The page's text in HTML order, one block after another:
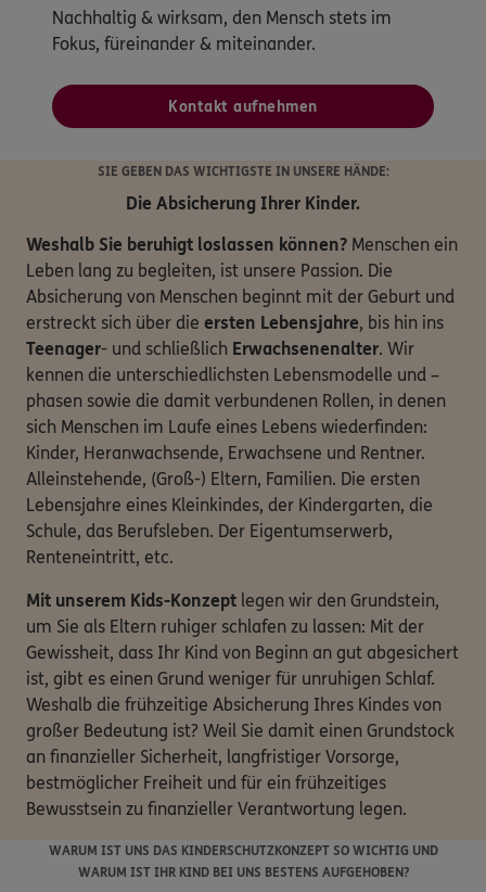
Nachhaltig & wirksam, den Mensch stets im
Fokus, füreinander & miteinander.
Kontakt aufnehmen
SIE GEBEN DAS WICHTIGSTE IN UNSERE HÄNDE:
Die Absicherung Ihrer Kinder.
Weshalb Sie beruhigt loslassen können? Menschen ein
Leben lang zu begleiten, ist unsere Passion. Die
Absicherung von Menschen beginnt mit der Geburt und
erstreckt sich über die ersten Lebensjahre, bis hin ins
Teenager- und schließlich Erwachsenenalter. Wir
kennen die unterschiedlichsten Lebensmodelle und –
phasen sowie die damit verbundenen Rollen, in denen
sich Menschen im Laufe eines Lebens wiederfinden:
Kinder, Heranwachsende, Erwachsene und Rentner.
Alleinstehende, (Groß-) Eltern, Familien. Die ersten
Lebensjahre eines Kleinkindes, der Kindergarten, die
Schule, das Berufsleben. Der Eigentumserwerb,
Renteneintritt, etc.
Mit unserem Kids-Konzept legen wir den Grundstein,
um Sie als Eltern ruhiger schlafen zu lassen: Mit der
Gewissheit, dass Ihr Kind von Beginn an gut abgesichert
ist, gibt es einen Grund weniger für unruhigen Schlaf.
Weshalb die frühzeitige Absicherung Ihres Kindes von
großer Bedeutung ist? Weil Sie damit einen Grundstock
an finanzieller Sicherheit, langfristiger Vorsorge,
bestmöglicher Freiheit und für ein frühzeitiges
Bewusstsein zu finanzieller Verantwortung legen.
WARUM IST UNS DAS KINDERSCHUTZKONZEPT SO WICHTIG UND
WARUM IST IHR KIND BEI UNS BESTENS AUFGEHOBEN?